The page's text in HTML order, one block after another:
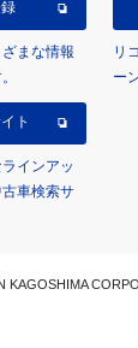
まな情報
リ
ー
ト
インアッ
車検索サ
KAGOSHIMA